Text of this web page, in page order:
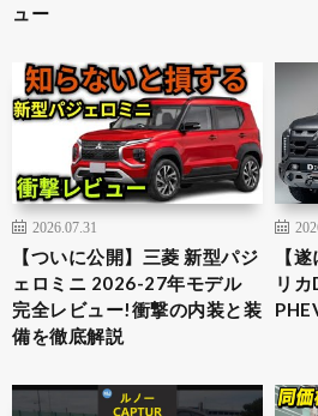
ュー
2026.07.31
【ついに公開】三菱 新型パジ
ェロミニ 2026-27年モデル
完全レビュー!衝撃の内装と装
備を徹底解説
【
リ